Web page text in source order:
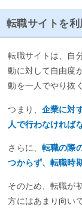
転職サイトを
転職サイトは、自
動に対して自由度
動を一人でやり抜
つまり、企業に対
人で行わなければ
さらに、転職の際
つからず、転職時
そのため、転職が
方にはあまり向い